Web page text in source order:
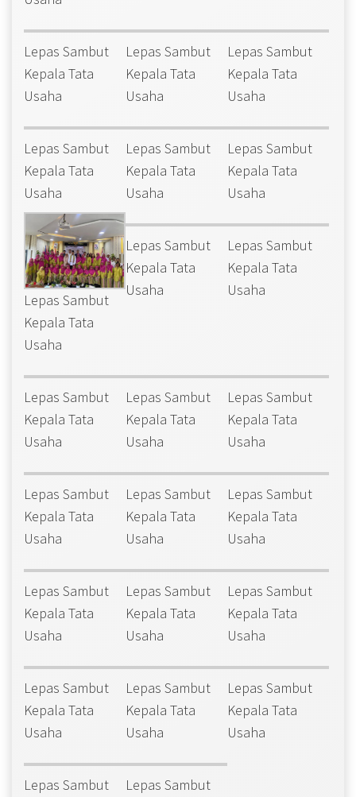
Lepas Sambut
Kepala Tata
Usaha
Lepas Sambut
Kepala Tata
Usaha
Lepas Sambut
Kepala Tata
Usaha
Lepas Sambut
Kepala Tata
Usaha
Lepas Sambut
Kepala Tata
Usaha
Lepas Sambut
Kepala Tata
Usaha
Lepas Sambut
Kepala Tata
Usaha
Lepas Sambut
Kepala Tata
Usaha
Lepas Sambut
Kepala Tata
Usaha
Lepas Sambut
Kepala Tata
Usaha
Lepas Sambut
Kepala Tata
Usaha
Lepas Sambut
Kepala Tata
Usaha
Lepas Sambut
Kepala Tata
Usaha
Lepas Sambut
Kepala Tata
Usaha
Lepas Sambut
Kepala Tata
Usaha
Lepas Sambut
Kepala Tata
Usaha
Lepas Sambut
Kepala Tata
Usaha
Lepas Sambut
Kepala Tata
Usaha
Lepas Sambut
Kepala Tata
Usaha
Lepas Sambut
Kepala Tata
Usaha
Lepas Sambut
Kepala Tata
Usaha
Lepas Sambut
Lepas Sambut